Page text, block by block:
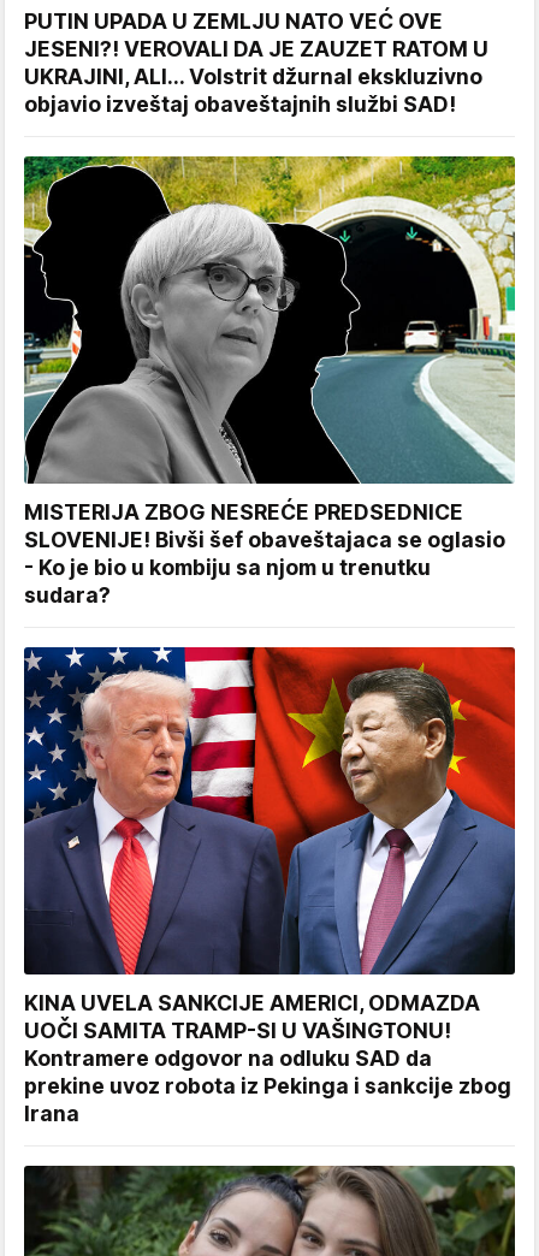
PUTIN UPADA U ZEMLJU NATO VEĆ OVE
JESENI?! VEROVALI DA JE ZAUZET RATOM U
UKRAJINI, ALI... Volstrit džurnal ekskluzivno
objavio izveštaj obaveštajnih službi SAD!
MISTERIJA ZBOG NESREĆE PREDSEDNICE
SLOVENIJE! Bivši šef obaveštajaca se oglasio
- Ko je bio u kombiju sa njom u trenutku
sudara?
KINA UVELA SANKCIJE AMERICI, ODMAZDA
UOČI SAMITA TRAMP-SI U VAŠINGTONU!
Kontramere odgovor na odluku SAD da
prekine uvoz robota iz Pekinga i sankcije zbog
Irana